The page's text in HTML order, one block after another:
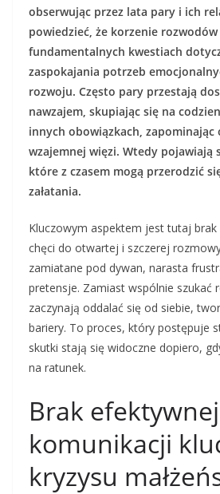
obserwując przez lata pary i ich
powiedzieć, że korzenie
fundamentalnych kwestiach
zaspokajania potrzeb
rozwoju. Często pary przestają
nawzajem, skupiając się na
innych obowiązkach, zapominając
wzajemnej więzi. Wtedy pojawiają
które z czasem mogą przerodzić
załatania.
Kluczowym aspektem jest tutaj
chęci do otwartej i szczerej
zamiatane pod dywan, narasta
pretensje. Zamiast wspólnie szukać
zaczynają oddalać się od siebie,
bariery. To proces, który postępuje
skutki stają się widoczne dopiero,
na ratunek.
Brak efektywnej
komunikacji
kryzysu